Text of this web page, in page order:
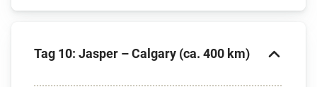
Tag 10: Jasper – Calgary (ca. 400 km)